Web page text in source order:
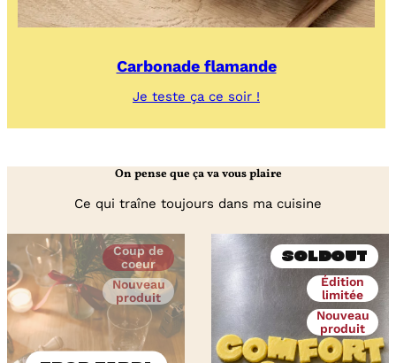
Carbonade flamande
Je teste ça ce soir !
flamande
On pense que ça va vous plaire
Ce qui traîne toujours dans ma cuisine
Coup de
coeur
Nouveau
produit
Soldout
Édition
limitée
Nouveau
produit